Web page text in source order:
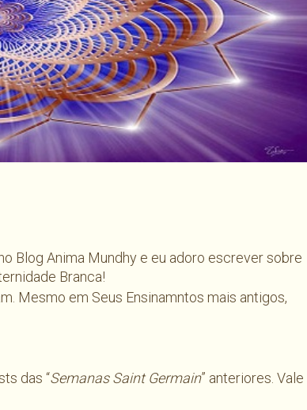
Blog Anima Mundhy e eu adoro escrever sobre
Branca!
Mesmo em Seus Ensinamntos mais antigos,
das “Semanas Saint Germain” anteriores. Vale